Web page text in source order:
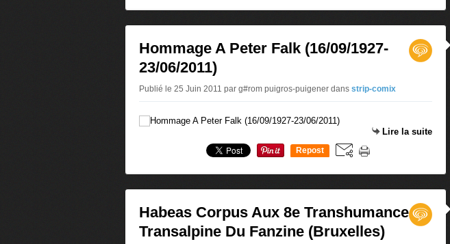
Hommage A Peter Falk (16/09/1927-
23/06/2011)
Publié le 25 Juin 2011 par g#rom puigros-puigener dans strip-comix
Lire la suite
Repost
Habeas Corpus Aux 8e Transhumance
Transalpine Du Fanzine (Bruxelles)